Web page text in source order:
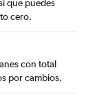
que puedes
cero.
con total
por cambios.